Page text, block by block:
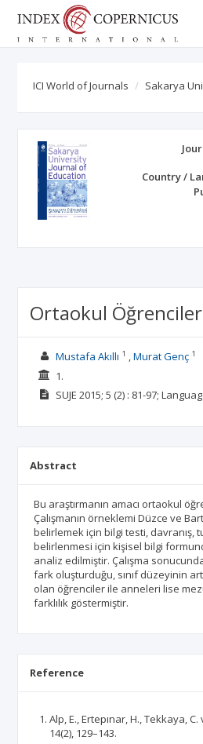
ICI World of Journals Sakarya
Country /
Ortaokul
Mustafa Akıllı 1 Murat Genç1
1.
SUJE 2015; 5 (2) : 81-97;
Abstract
Bu araştırmanın amacı ortaokul
Çalışmanın örneklemi Düzce ve
belirlemek için bilgi testi, davranış,
belirlenmesi için kişisel bilgi
analiz edilmiştir. Çalışma
fark oluşturduğu, sınıf düzeyinin
olan öğrenciler ile anneleri lise
farklılık göstermiştir.
Reference
Alp, E., Ertepınar, H., Tekkaya,
14(2), 129–143.